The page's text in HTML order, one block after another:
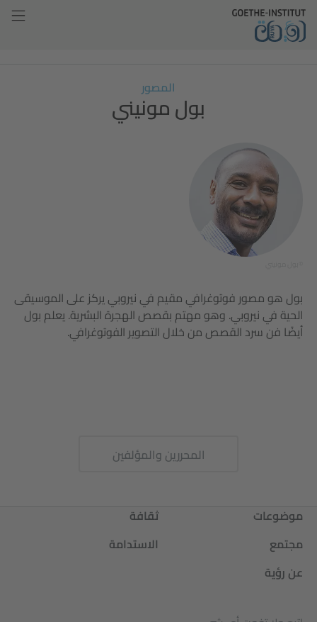
المصور
بول مونيني
بول هو مصور فوتوغرافي مقيم في نيروبي يركز على الموسيقى
الحية في نيروبي. وهو مهتم بقصص الهجرة البشرية. يعلم بول
أيضًا فن سرد القصص من خلال التصوير الفوتوغرافي.
المحررين والمؤلفين
موضوعات
ثقافة
مجتمع
الاستدامة
عن رؤية